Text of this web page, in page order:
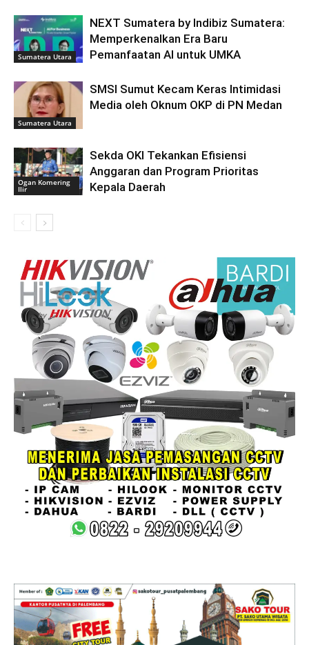
Sumatera Utara
NEXT Sumatera by Indibiz Sumatera:
Memperkenalkan Era Baru
Pemanfaatan AI untuk UMKA
Sumatera Utara
SMSI Sumut Kecam Keras Intimidasi
Media oleh Oknum OKP di PN Medan
Ogan Komering
Ilir
Sekda OKI Tekankan Efisiensi
Anggaran dan Program Prioritas
Kepala Daerah